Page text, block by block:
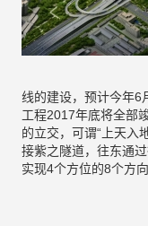
线的建设，预计今年6
工程2017年底将全部
的立交，可谓“上天入
接紫之隧道，往东通
实现4个方位的8个方